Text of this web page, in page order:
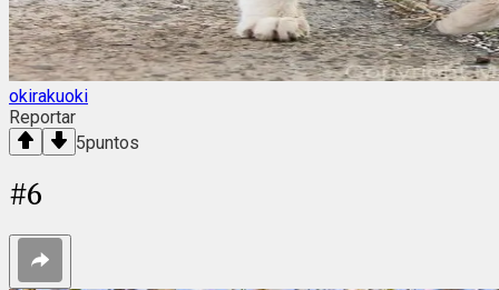
okirakuoki
Reportar
5puntos
#6